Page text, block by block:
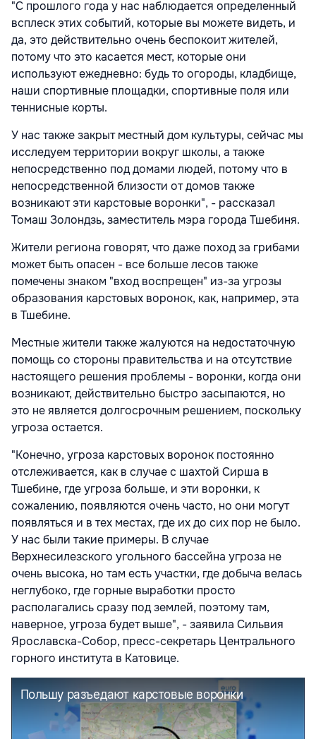
"С прошлого года у нас наблюдается определенный
всплеск этих событий, которые вы можете видеть, и
да, это действительно очень беспокоит жителей,
потому что это касается мест, которые они
используют ежедневно: будь то огороды, кладбище,
наши спортивные площадки, спортивные поля или
теннисные корты.
У нас также закрыт местный дом культуры, сейчас мы
исследуем территории вокруг школы, а также
непосредственно под домами людей, потому что в
непосредственной близости от домов также
возникают эти карстовые воронки", - рассказал
Томаш Золондзь, заместитель мэра города Тшебиня.
Жители региона говорят, что даже поход за грибами
может быть опасен - все больше лесов также
помечены знаком "вход воспрещен" из-за угрозы
образования карстовых воронок, как, например, эта
в Тшебине.
Местные жители также жалуются на недостаточную
помощь со стороны правительства и на отсутствие
настоящего решения проблемы - воронки, когда они
возникают, действительно быстро засыпаются, но
это не является долгосрочным решением, поскольку
угроза остается.
"Конечно, угроза карстовых воронок постоянно
отслеживается, как в случае с шахтой Сирша в
Тшебине, где угроза больше, и эти воронки, к
сожалению, появляются очень часто, но они могут
появляться и в тех местах, где их до сих пор не было.
У нас были такие примеры. В случае
Верхнесилезского угольного бассейна угроза не
очень высока, но там есть участки, где добыча велась
неглубоко, где горные выработки просто
располагались сразу под землей, поэтому там,
наверное, угроза будет выше", - заявила Сильвия
Ярославска-Собор, пресс-секретарь Центрального
горного института в Катовице.